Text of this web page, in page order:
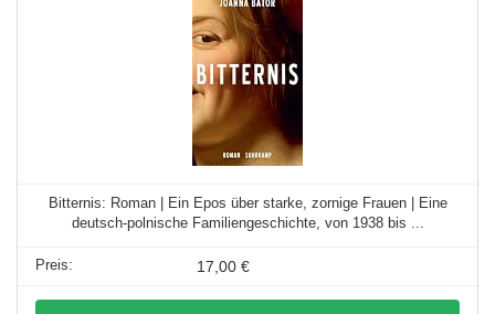
Bitternis: Roman | Ein Epos über starke, zornige Frauen | Eine
deutsch-polnische Familiengeschichte, von 1938 bis ...
17,00 €